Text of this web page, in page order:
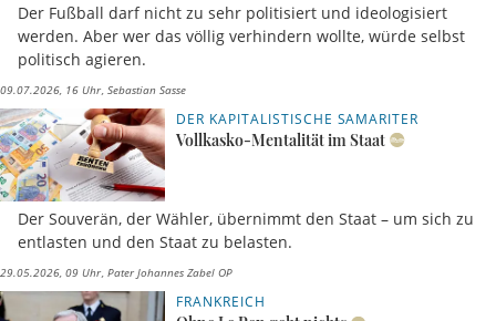
Der Fußball darf nicht zu sehr politisiert und ideologisiert
werden. Aber wer das völlig verhindern wollte, würde selbst
politisch agieren.
09.07.2026, 16 Uhr Sebastian Sasse
DER KAPITALISTISCHE SAMARITER
Vollkasko-Mentalität im Staat
Der Souverän, der Wähler, übernimmt den Staat – um sich zu
entlasten und den Staat zu belasten.
29.05.2026, 09 Uhr Pater Johannes Zabel OP
FRANKREICH